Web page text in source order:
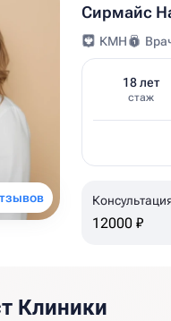
Сирмайс
КМН
18 лет
стаж
12000 ₽
Клиники